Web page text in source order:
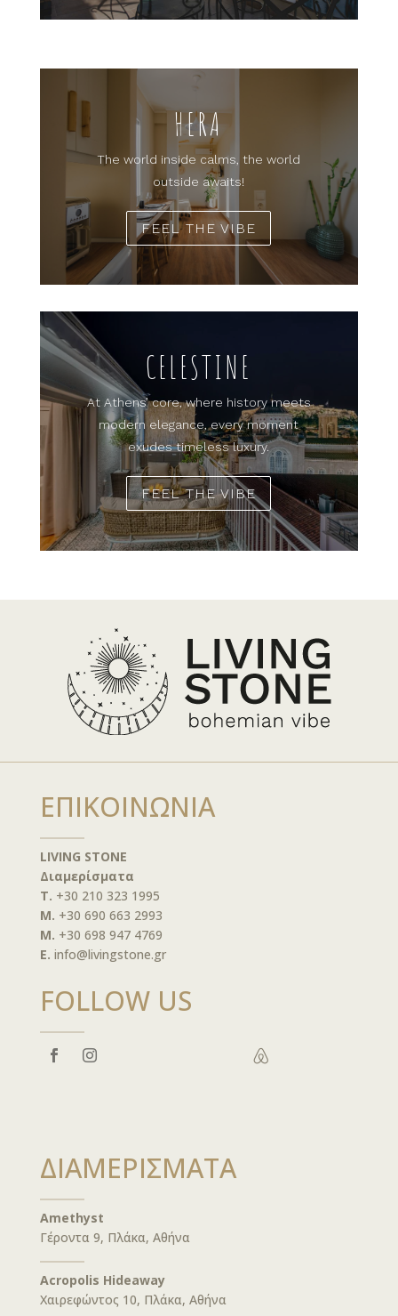
HERA
The world inside calms, the world
outside awaits!
FEEL THE VIBE
CELESTINE
At Athens’ core, where history meets
modern elegance, every moment
exudes timeless luxury.
FEEL THE VIBE
ΕΠΙΚΟΙΝΩΝΙΑ
LIVING STONE
Διαμερίσματα
T. +30 210 323 1995
M. +30 690 663 2993
M. +30 698 947 4769
E. info@livingstone.gr
FOLLOW US

ΔΙΑΜΕΡΙΣΜΑΤΑ
Amethyst
Γέροντα 9, Πλάκα, Αθήνα
Acropolis Hideaway
Χαιρεφώντος 10, Πλάκα, Αθήνα